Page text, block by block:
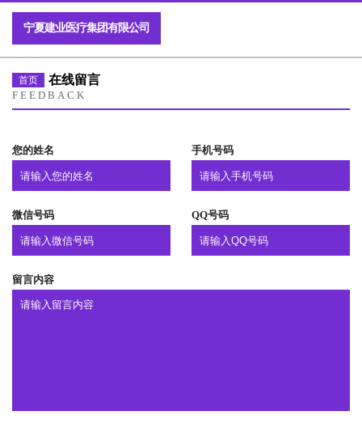
宁夏建业医疗集团有限公司
首页 在线留言
FEEDBACK
您的姓名 手机号码
微信号码 QQ号码
留言内容